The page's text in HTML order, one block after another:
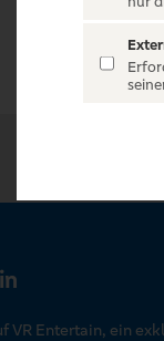
Entertain, ein